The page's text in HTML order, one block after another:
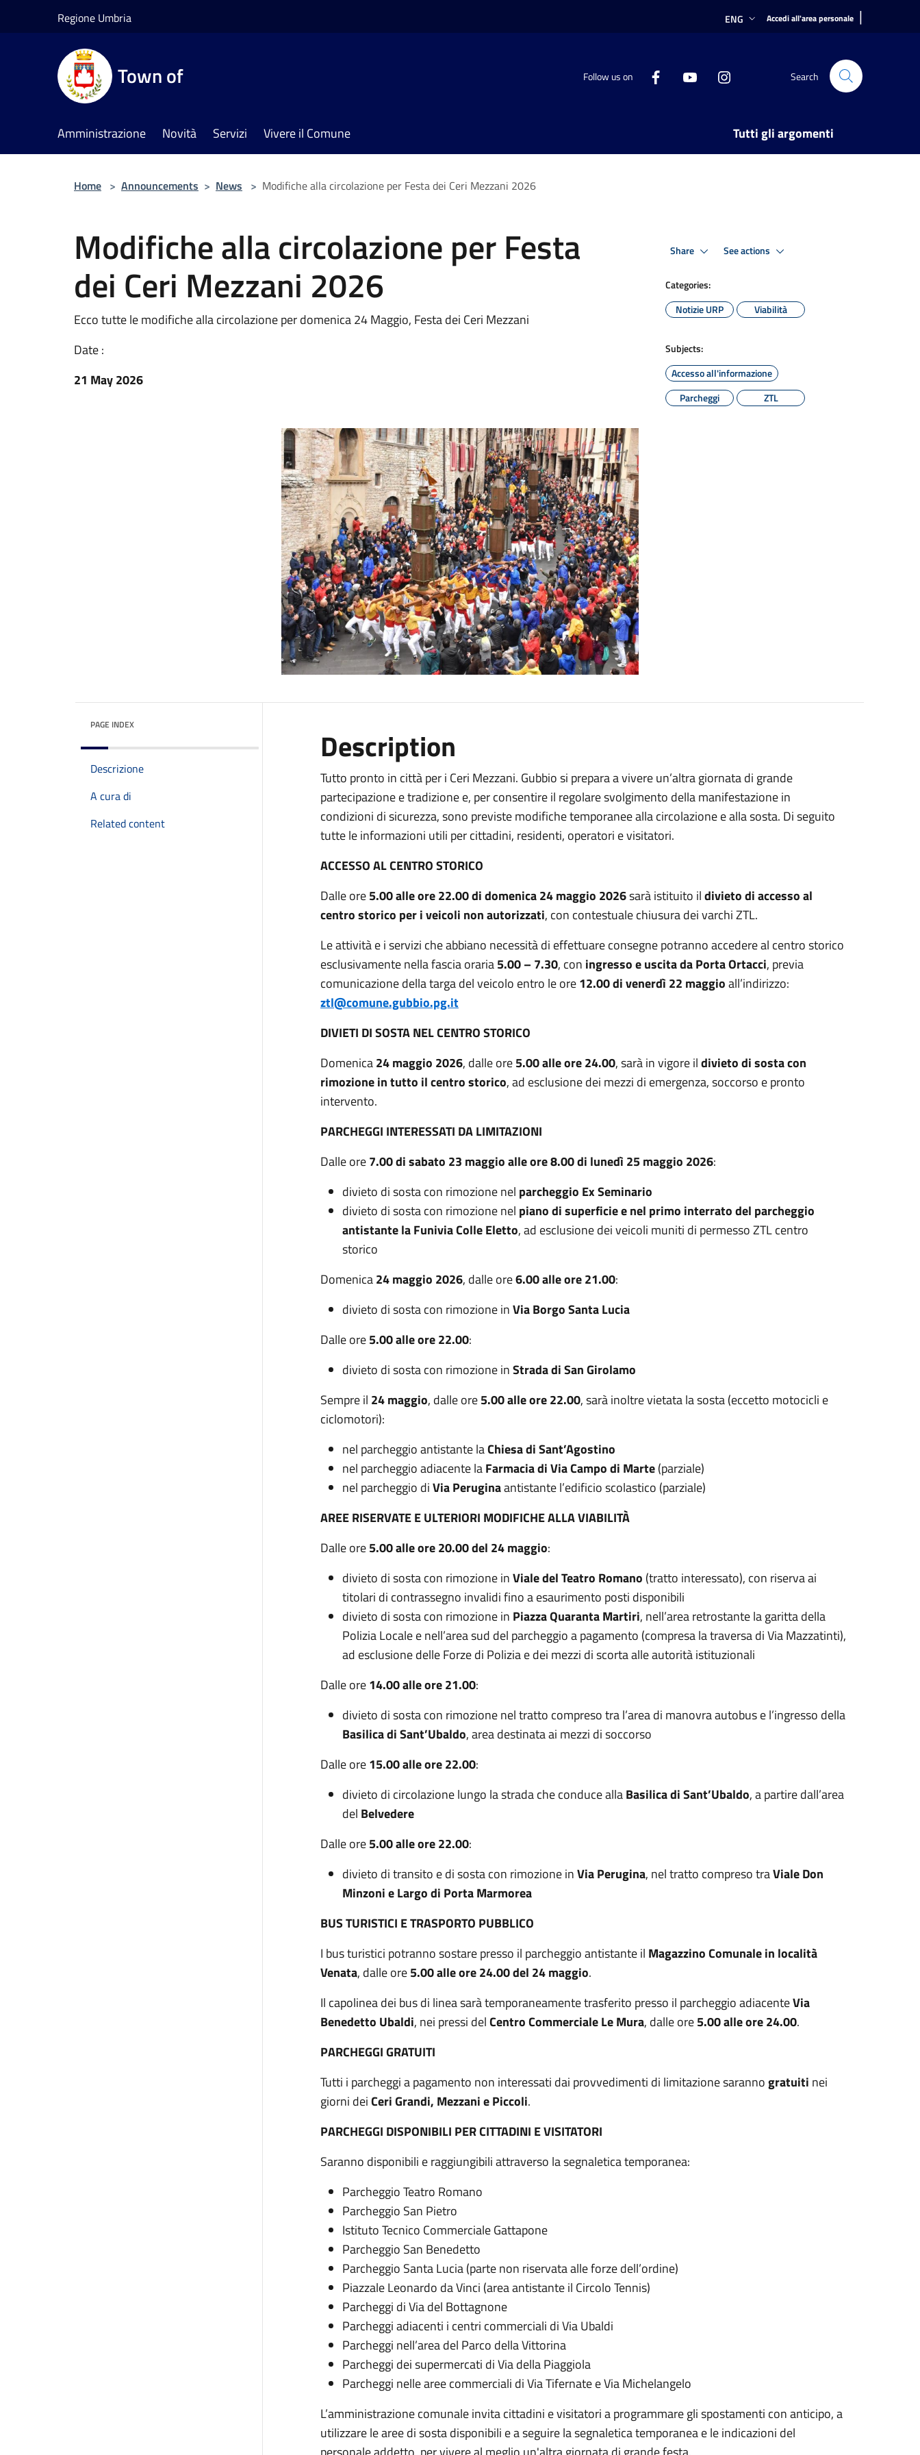
Regione Umbria ENG Accedi all'area personale |
Town of Follow us on Search
Amministrazione Novità Servizi Vivere il Comune Tutti gli argomenti
Home > Announcements > News > Modifiche alla circolazione per Festa dei Ceri Mezzani 2026
Modifiche alla circolazione per Festa
dei Ceri Mezzani 2026
Ecco tutte le modifiche alla circolazione per domenica 24 Maggio, Festa dei Ceri Mezzani
Date :
21 May 2026
Share See actions
Categories:
Notizie URP
Viabilità
Subjects:
Accesso all'informazione
Parcheggi
ZTL
PAGE INDEX
Descrizione
A cura di
Related content
Description
Tutto pronto in città per i Ceri Mezzani. Gubbio si prepara a vivere un’altra giornata di grande
partecipazione e tradizione e, per consentire il regolare svolgimento della manifestazione in
condizioni di sicurezza, sono previste modifiche temporanee alla circolazione e alla sosta. Di seguito
tutte le informazioni utili per cittadini, residenti, operatori e visitatori.
ACCESSO AL CENTRO STORICO
Dalle ore5.00 alle ore 22.00 di domenica 24 maggio 2026sarà istituito ildivieto di accesso al
centro storico per i veicoli non autorizzati, con contestuale chiusura dei varchi ZTL.
Le attività e i servizi che abbiano necessità di effettuare consegne potranno accedere al centro storico
esclusivamente nella fascia oraria5.00 – 7.30, con ingresso e uscita da Porta Ortacci, previa
comunicazione della targa del veicolo entro le ore12.00 di venerdì 22 maggioall’indirizzo:
ztl@comune.gubbio.pg.it
DIVIETI DI SOSTA NEL CENTRO STORICO
Domenica24 maggio 2026, dalle ore5.00 alle ore 24.00, sarà in vigore ildivieto di sosta con
rimozione in tutto il centro storico, ad esclusione dei mezzi di emergenza, soccorso e pronto
intervento.
PARCHEGGI INTERESSATI DA LIMITAZIONI
Dalle ore7.00 di sabato 23 maggio alle ore 8.00 di lunedì 25 maggio 2026:
divieto di sosta con rimozione nel parcheggio Ex Seminario
divieto di sosta con rimozione nel piano di superficie e nel primo interrato del parcheggio
antistante la Funivia Colle Eletto, ad esclusione dei veicoli muniti di permesso ZTL centro
storico
Domenica24 maggio 2026, dalle ore6.00 alle ore 21.00:
divieto di sosta con rimozione inVia Borgo Santa Lucia
Dalle ore5.00 alle ore 22.00:
divieto di sosta con rimozione inStrada di San Girolamo
Sempre il 24 maggio, dalle ore5.00 alle ore 22.00, sarà inoltre vietata la sosta (eccetto motocicli e
ciclomotori):
nel parcheggio antistante laChiesa di Sant’Agostino
nel parcheggio adiacente laFarmacia di Via Campo di Marte(parziale)
nel parcheggio diVia Peruginaantistante l’edificio scolastico (parziale)
AREE RISERVATE E ULTERIORI MODIFICHE ALLA VIABILITÀ
Dalle ore5.00 alle ore 20.00 del 24 maggio:
divieto di sosta con rimozione inViale del Teatro Romano (tratto interessato), con riserva ai
titolari di contrassegno invalidi fino a esaurimento posti disponibili
divieto di sosta con rimozione in Piazza Quaranta Martiri, nell’area retrostante la garitta della
Polizia Locale e nell’area sud del parcheggio a pagamento (compresa la traversa di Via Mazzatinti),
ad esclusione delle Forze di Polizia e dei mezzi di scorta alle autorità istituzionali
Dalle ore14.00 alle ore 21.00:
divieto di sosta con rimozione nel tratto compreso tra l’area di manovra autobus e l’ingresso della
Basilica di Sant’Ubaldo, area destinata ai mezzi di soccorso
Dalle ore15.00 alle ore 22.00:
divieto di circolazione lungo la strada che conduce allaBasilica di Sant’Ubaldo, a partire dall’area
del Belvedere
Dalle ore5.00 alle ore 22.00:
divieto di transito e di sosta con rimozione inVia Perugina, nel tratto compreso traViale Don
Minzoni e Largo di Porta Marmorea
BUS TURISTICI E TRASPORTO PUBBLICO
I bus turistici potranno sostare presso il parcheggio antistante il Magazzino Comunale in località
Venata, dalle ore5.00 alle ore 24.00 del 24 maggio.
Il capolinea dei bus di linea sarà temporaneamente trasferito presso il parcheggio adiacenteVia
Benedetto Ubaldi, nei pressi delCentro Commerciale Le Mura, dalle ore5.00 alle ore 24.00.
PARCHEGGI GRATUITI
Tutti i parcheggi a pagamento non interessati dai provvedimenti di limitazione sarannogratuiti nei
giorni deiCeri Grandi, Mezzani e Piccoli.
PARCHEGGI DISPONIBILI PER CITTADINI E VISITATORI
Saranno disponibili e raggiungibili attraverso la segnaletica temporanea:
Parcheggio Teatro Romano
Parcheggio San Pietro
Istituto Tecnico Commerciale Gattapone
Parcheggio San Benedetto
Parcheggio Santa Lucia (parte non riservata alle forze dell’ordine)
Piazzale Leonardo da Vinci (area antistante il Circolo Tennis)
Parcheggi di Via del Bottagnone
Parcheggi adiacenti i centri commerciali di Via Ubaldi
Parcheggi nell’area del Parco della Vittorina
Parcheggi dei supermercati di Via della Piaggiola
Parcheggi nelle aree commerciali di Via Tifernate e Via Michelangelo
L’amministrazione comunale invita cittadini e visitatori a programmare gli spostamenti con anticipo, a
utilizzare le aree di sosta disponibili e a seguire la segnaletica temporanea e le indicazioni del